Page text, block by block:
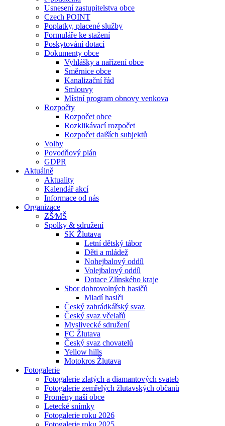
Usnesení zastupitelstva obce
Czech POINT
Poplatky, placené služby
Formuláře ke stažení
Poskytování dotací
Dokumenty obce
Vyhlášky a nařízení obce
Směrnice obce
Kanalizační řád
Smlouvy
Místní program obnovy venkova
Rozpočty
Rozpočet obce
Rozklikávací rozpočet
Rozpočet dalších subjektů
Volby
Povodňový plán
GDPR
Aktuálně
Aktuality
Kalendář akcí
Informace od nás
Organizace
ZŠ⁄MŠ
Spolky & sdružení
SK Žlutava
Letní dětský tábor
Děti a mládež
Nohejbalový oddíl
Volejbalový oddíl
Dotace Zlínského kraje
Sbor dobrovolných hasičů
Mladí hasiči
Český zahrádkářský svaz
Český svaz včelařů
Myslivecké sdružení
FC Žlutava
Český svaz chovatelů
Yellow hills
Motokros Žlutava
Fotogalerie
Fotogalerie zlatých a diamantových svateb
Fotogalerie zemřelých žlutavských občanů
Proměny naší obce
Letecké snímky
Fotogalerie roku 2026
Fotogalerie roku 2025